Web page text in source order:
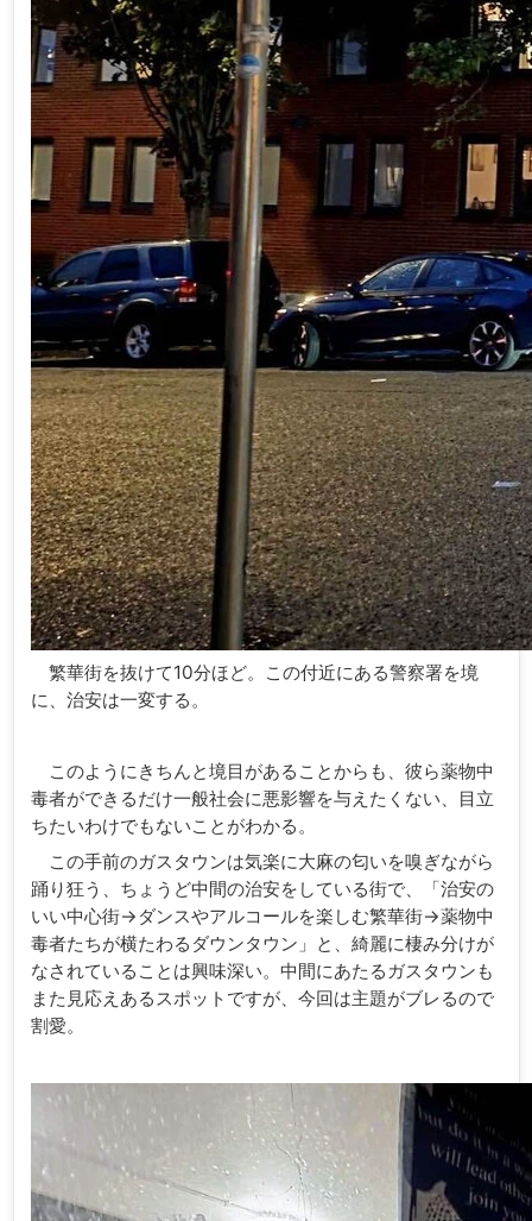
繁華街を抜けて10分ほど。この付近にある警察署を境
に、治安は一変する。
このようにきちんと境目があることからも、彼ら薬物中
毒者ができるだけ一般社会に悪影響を与えたくない、目立
ちたいわけでもないことがわかる。
この手前のガスタウンは気楽に大麻の匂いを嗅ぎながら
踊り狂う、ちょうど中間の治安をしている街で、「治安の
いい中心街→ダンスやアルコールを楽しむ繁華街→薬物中
毒者たちが横たわるダウンタウン」と、綺麗に棲み分けが
なされていることは興味深い。中間にあたるガスタウンも
また見応えあるスポットですが、今回は主題がブレるので
割愛。